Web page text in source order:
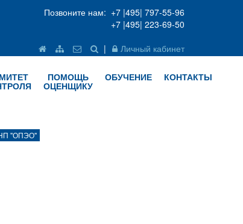
Позвоните нам: +7 |495| 797-55-96
+7 |495| 223-69-50
|
Личный кабинет
ПОМОЩЬ
ОЦЕНЩИКУ
ОБУЧЕНИЕ КОНТАКТЫ
"ОПЭО"